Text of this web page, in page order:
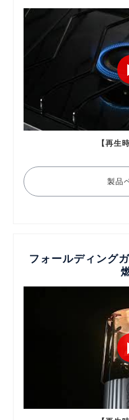
【再生
製品
フォールディン